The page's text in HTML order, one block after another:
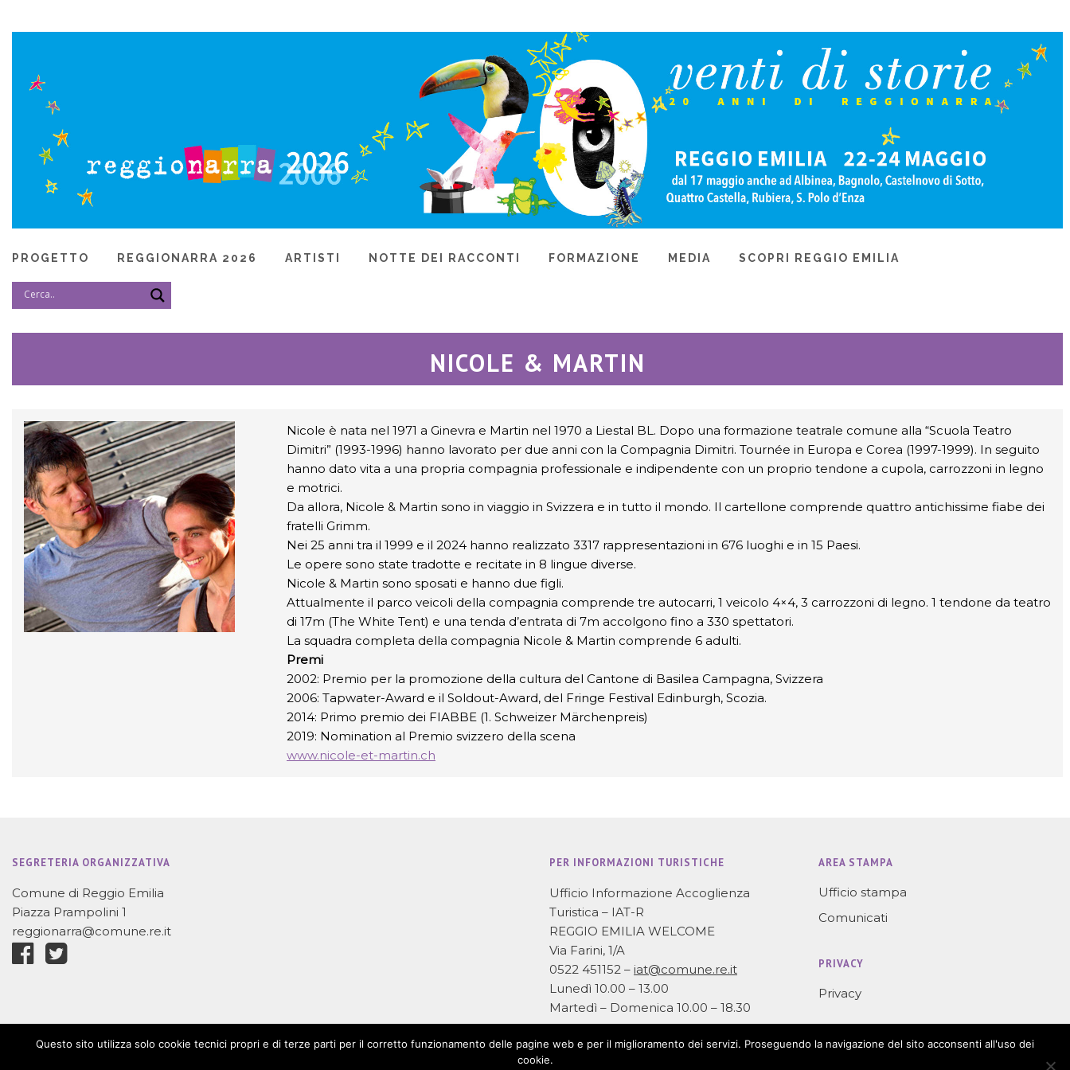
PROGETTO REGGIONARRA 2026 ARTISTI NOTTE DEI RACCONTI FORMAZIONE MEDIA SCOPRI REGGIO EMILIA
NICOLE & MARTIN
Nicole è nata nel 1971 a Ginevra e Martin nel 1970 a Liestal BL. Dopo una formazione teatrale comune alla “Scuola Teatro
Dimitri” (1993-1996) hanno lavorato per due anni con la Compagnia Dimitri. Tournée in Europa e Corea (1997-1999). In seguito
hanno dato vita a una propria compagnia professionale e indipendente con un proprio tendone a cupola, carrozzoni in legno
e motrici.
Da allora, Nicole & Martin sono in viaggio in Svizzera e in tutto il mondo. Il cartellone comprende quattro antichissime fiabe dei
fratelli Grimm.
Nei 25 anni tra il 1999 e il 2024 hanno realizzato 3317 rappresentazioni in 676 luoghi e in 15 Paesi.
Le opere sono state tradotte e recitate in 8 lingue diverse.
Nicole & Martin sono sposati e hanno due figli.
Attualmente il parco veicoli della compagnia comprende tre autocarri, 1 veicolo 4×4, 3 carrozzoni di legno. 1 tendone da teatro
di 17m (The White Tent) e una tenda d’entrata di 7m accolgono fino a 330 spettatori.
La squadra completa della compagnia Nicole & Martin comprende 6 adulti.
Premi
2002: Premio per la promozione della cultura del Cantone di Basilea Campagna, Svizzera
2006: Tapwater-Award e il Soldout-Award, del Fringe Festival Edinburgh, Scozia.
2014: Primo premio dei FIABBE (1. Schweizer Märchenpreis)
2019: Nomination al Premio svizzero della scena
www.nicole-et-martin.ch
SEGRETERIA ORGANIZZATIVA
Comune di Reggio Emilia
Piazza Prampolini 1
reggionarra@comune.re.it
PER INFORMAZIONI TURISTICHE
Ufficio Informazione Accoglienza
Turistica – IAT-R
REGGIO EMILIA WELCOME
Via Farini, 1/A
0522 451152 – iat@comune.re.it
Lunedì 10.00 – 13.00
Martedì – Domenica 10.00 – 18.30
AREA STAMPA
Ufficio stampa
Comunicati
PRIVACY
Privacy
Questo sito utilizza solo cookie tecnici propri e di terze parti per il corretto funzionamento delle pagine web e per il miglioramento dei servizi. Proseguendo la navigazione del sito acconsenti all'uso dei
cookie.